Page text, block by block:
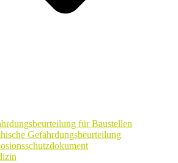
für Baustellen
Gefährdungsbeurteilung